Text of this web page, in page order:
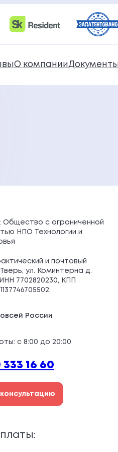
О компании Документы
Общество с ограниченной
НПО Технологии и
и почтовый
ул. Коминтерна д.
ИНН 7702820230, КПП
всей России
с 8:00 до 20:00
16 60